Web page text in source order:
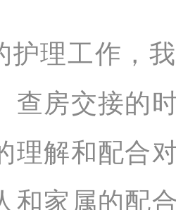
护理工作，
查房交接的
理解和配合
和家属的配